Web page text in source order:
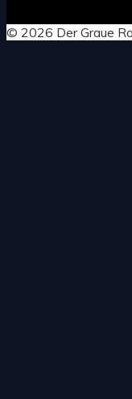
© 2026 Der Graue